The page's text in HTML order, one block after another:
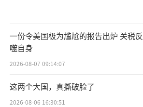
一份令美国极为尴尬的报告出炉 关税反
噬自身
2026-08-07 09:14:07
这两个大国，真撕破脸了
2026-08-06 16:30:51